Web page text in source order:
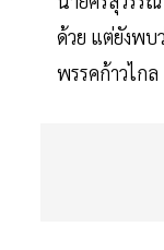
ด้วย แต่ยังพบ
พรรคก้าวไกล